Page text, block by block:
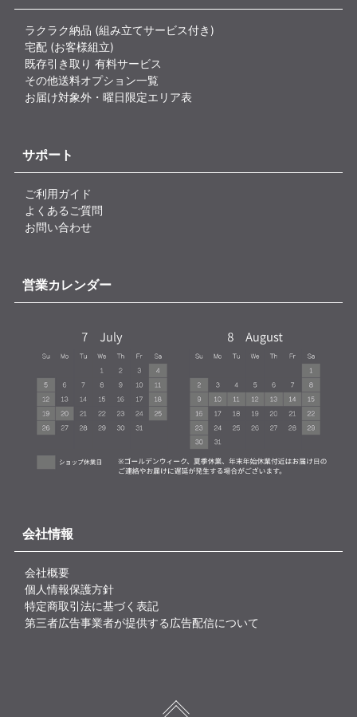
ラクラク納品 (組み立てサービス付き)
宅配 (お客様組立)
既存引き取り 有料サービス
その他送料オプション一覧
お届け対象外・曜日限定エリア表
サポート
ご利用ガイド
よくあるご質問
お問い合わせ
営業カレンダー
会社情報
会社概要
個人情報保護方針
特定商取引法に基づく表記
第三者広告事業者が提供する広告配信について